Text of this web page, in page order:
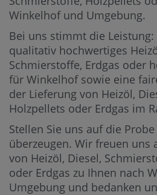
Winkelhof und Umgebung.
Bei uns stimmt die
qualitativ hochwertiges
Schmierstoffe, Erdgas oder
für Winkelhof sowie eine
der Lieferung von Heizöl,
Holzpellets oder Erdgas im
Stellen Sie uns auf die
überzeugen. Wir freuen uns
von Heizöl, Diesel,
oder Erdgas zu Ihnen nach
Umgebung und bedanken